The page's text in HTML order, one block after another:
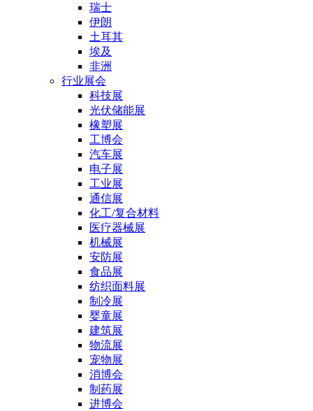
瑞士
伊朗
土耳其
埃及
非洲
行业展会
科技展
光伏储能展
橡塑展
工博会
汽车展
电子展
工业展
通信展
化工/复合材料
医疗器械展
机械展
安防展
食品展
纺织面料展
制冷展
婴童展
建筑展
物流展
宠物展
消博会
制药展
进博会